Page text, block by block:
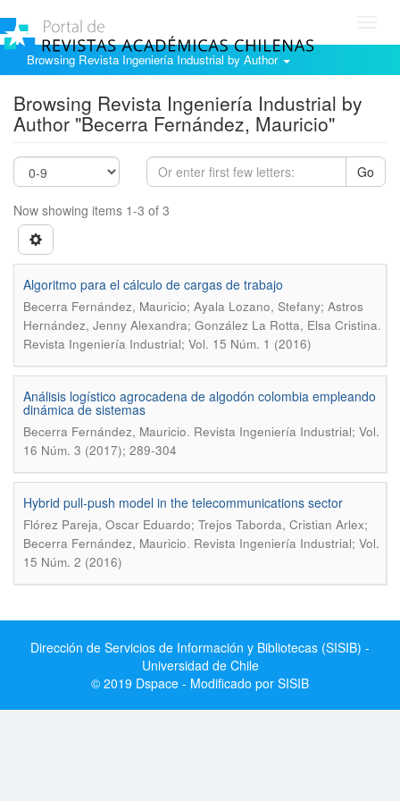
Browsing Revista Ingeniería Industrial by Author
Browsing Revista Ingeniería Industrial by
Author "Becerra Fernández, Mauricio"
Go
Now showing items 1-3 of 3
Algoritmo para el cálculo de cargas de trabajo
Becerra Fernández, Mauricio; Ayala Lozano, Stefany; Astros
Hernández, Jenny Alexandra; González La Rotta, Elsa Cristina.
Revista Ingeniería Industrial; Vol. 15 Núm. 1 (2016)
Análisis logístico agrocadena de algodón colombia empleando
dinámica de sistemas
Becerra Fernández, Mauricio. Revista Ingeniería Industrial; Vol.
16 Núm. 3 (2017); 289-304
Hybrid pull-push model in the telecommunications sector
Flórez Pareja, Oscar Eduardo; Trejos Taborda, Cristian Arlex;
Becerra Fernández, Mauricio. Revista Ingeniería Industrial; Vol.
15 Núm. 2 (2016)
Dirección de Servicios de Información y Bibliotecas (SISIB) -
Universidad de Chile
© 2019 Dspace - Modificado por SISIB